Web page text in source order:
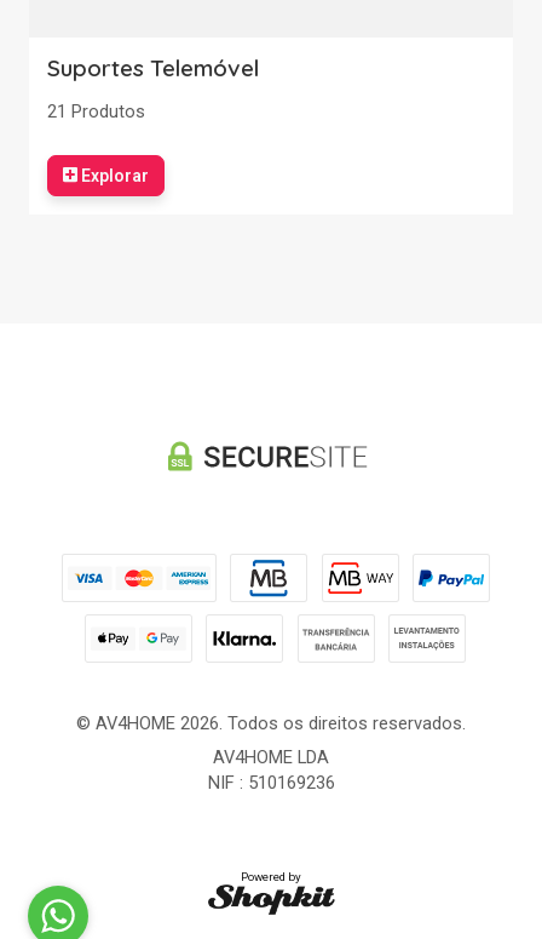
Suportes Telemóvel
21 Produtos
Explorar
© AV4HOME 2026. Todos os direitos reservados.
AV4HOME LDA
NIF : 510169236
Powered by